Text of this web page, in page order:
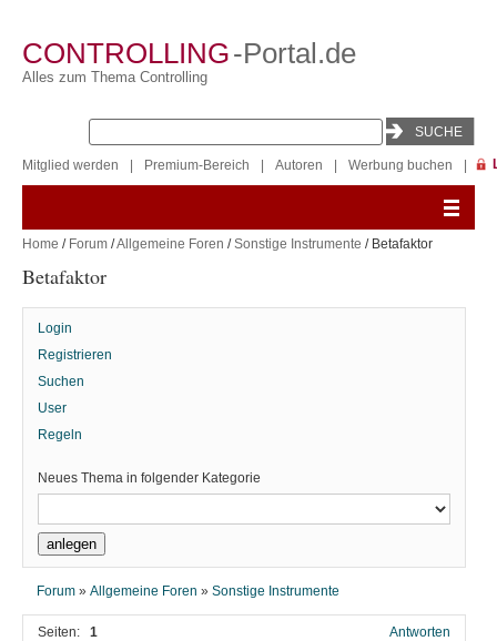
CONTROLLING-Portal.de
Alles zum Thema Controlling
Mitglied werden Premium-Bereich Autoren Werbung buchen
Home / Forum /Allgemeine Foren /Sonstige Instrumente / Betafaktor
Betafaktor
Login
Registrieren
Suchen
User
Regeln
Neues Thema in folgender Kategorie
Forum »Allgemeine Foren »Sonstige Instrumente
Seiten: 1 Antworten